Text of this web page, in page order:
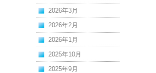
2026年3月
2026年2月
2026年1月
2025年10月
2025年9月